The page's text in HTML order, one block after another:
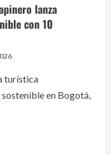
lanza
con 10
turística
en Bogotá,